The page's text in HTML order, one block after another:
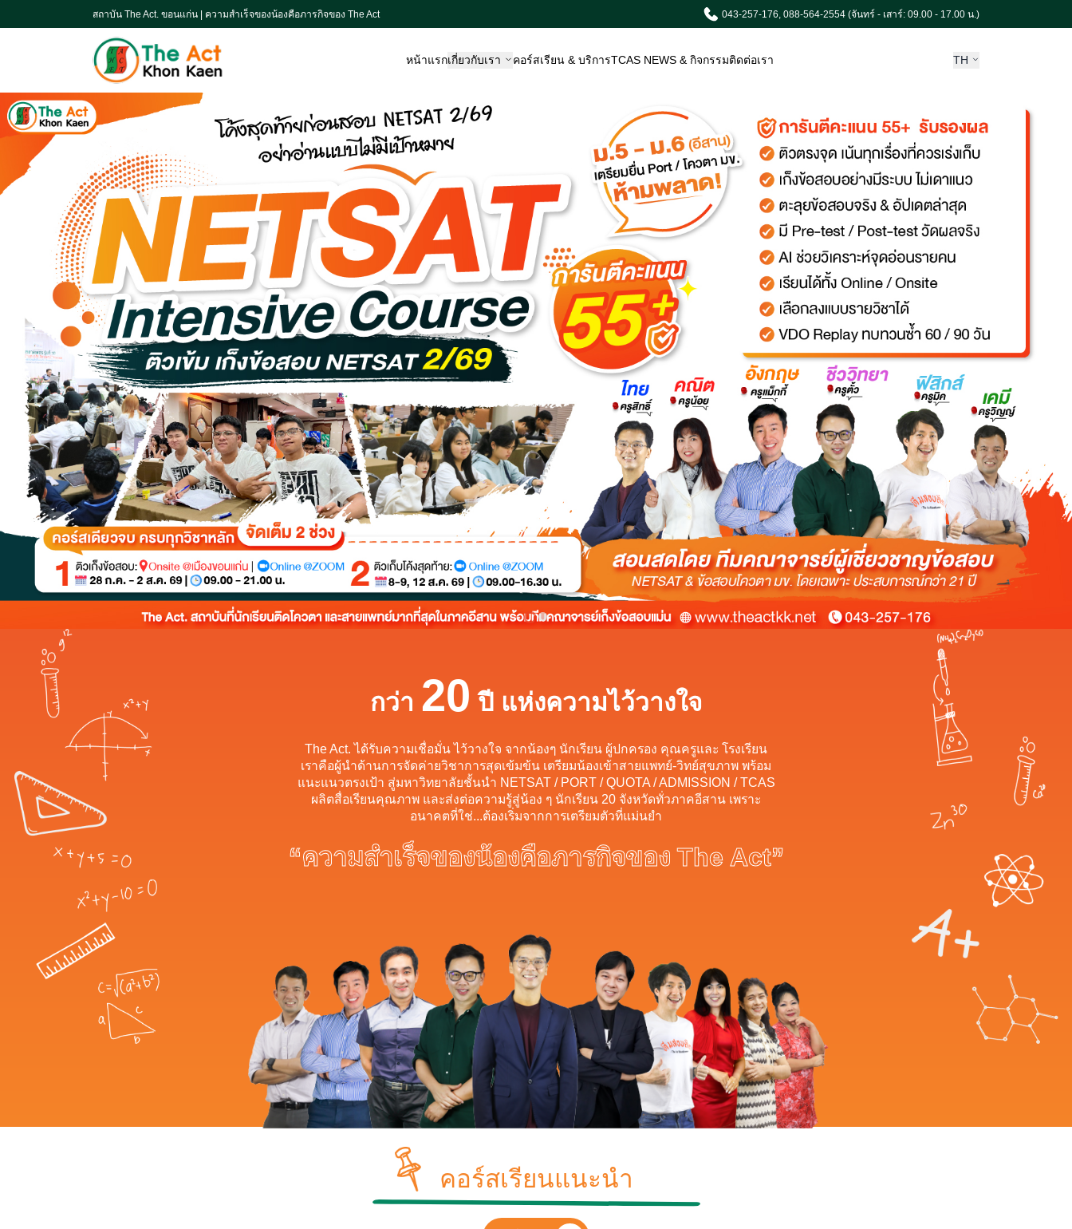
สถาบัน The Act. ขอนแก่น | ความสำเร็จของน้องคือภารกิจของ The Act 043-257-176, 088-564-2554 (จันทร์ - เสาร์: 09.00 - 17.00 น.)
หน้าแรกเกี่ยวกับเรา คอร์สเรียน & บริการTCAS NEWS & กิจกรรมติดต่อเรา TH
กว่า 20 ปี แห่งความไว้วางใจ
The Act. ได้รับความเชื่อมั่น ไว้วางใจ จากน้องๆ นักเรียน ผู้ปกครอง คุณครูและ โรงเรียน
เราคือผู้นำด้านการจัดค่ายวิชาการสุดเข้มข้น เตรียมน้องเข้าสายแพทย์-วิทย์สุขภาพ พร้อม
แนะแนวตรงเป้า สู่มหาวิทยาลัยชั้นนำ NETSAT / PORT / QUOTA / ADMISSION / TCAS
ผลิตสื่อเรียนคุณภาพ และส่งต่อความรู้สู่น้อง ๆ นักเรียน 20 จังหวัดทั่วภาคอีสาน เพราะ
อนาคตที่ใช่...ต้องเริ่มจากการเตรียมตัวที่แม่นยำ
“ความสำเร็จของน้องคือภารกิจของ The Act”
คอร์สเรียนแนะนำ